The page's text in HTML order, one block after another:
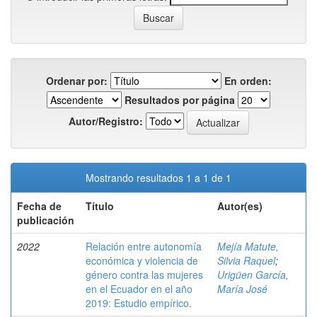
Ordenar por:
En orden:
Resultados por página
Autor/Registro:
Mostrando resultados 1 a 1 de 1
Fecha de
publicación
Título Autor(es)
2022
Relación entre autonomía
económica y violencia de
género contra las mujeres
en el Ecuador en el año
2019: Estudio empírico.
Mejía Matute,
Silvia Raquel;
Urigüen García,
María José